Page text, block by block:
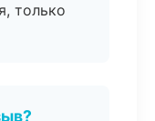
только